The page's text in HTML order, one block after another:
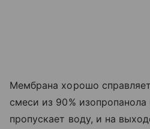
Мембрана хорошо
смеси из 90%
пропускает воду, и на